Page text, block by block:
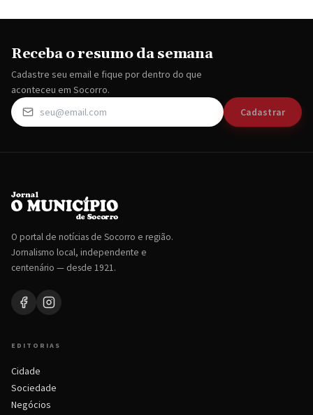
Receba o resumo da semana
Cadastre seu email e fique por dentro do que
aconteceu em Socorro.
Cadastrar
O portal de notícias de Socorro e região.
Jornalismo local, independente e
centenário — desde 1921.
EDITORIAS
Cidade
Sociedade
Negócios